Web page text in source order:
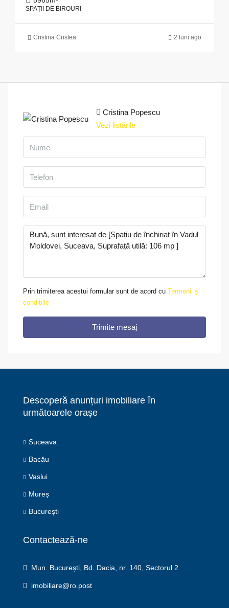
SPAȚII DE BIROURI
Cristina Cristea 2 luni ago
Cristina Popescu
Vezi listările
Prin trimiterea acestui formular sunt de acord cu Termenii și
condițiile
Trimite mesaj
Descoperă anunțuri imobiliare în
următoarele orașe
Suceava
Bacău
Vaslui
Mureș
București
Contactează-ne
Mun. București, Bd. Dacia, nr. 140, Sectorul 2
imobiliare@ro.post